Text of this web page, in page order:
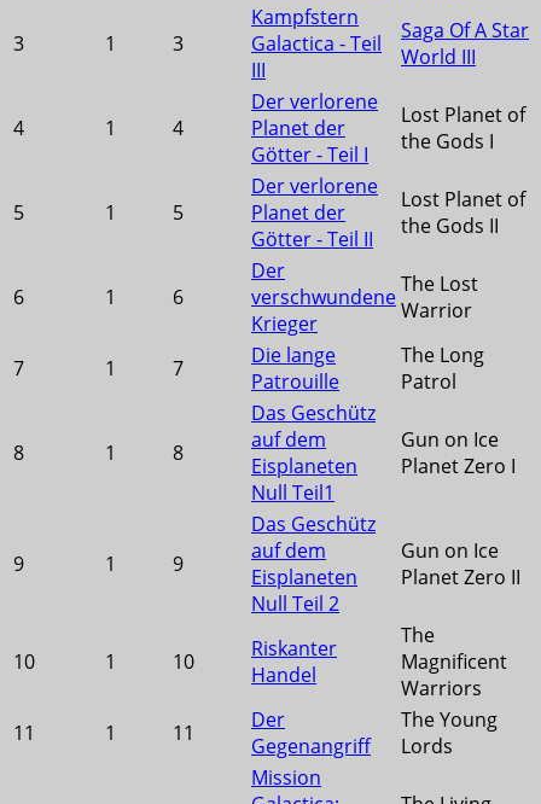
3 1 3
Kampfstern
Galactica - Teil
III
Saga Of A Star
World III
4 1 4
Der verlorene
Planet der
Götter - Teil I
Lost Planet of
the Gods I
5 1 5
Der verlorene
Planet der
Götter - Teil II
Lost Planet of
the Gods II
6 1 6
Der
verschwundene
Krieger
The Lost
Warrior
7 1 7
Die lange
Patrouille
The Long
Patrol
8 1 8
Das Geschütz
auf dem
Eisplaneten
Null Teil1
Gun on Ice
Planet Zero I
9 1 9
Das Geschütz
auf dem
Eisplaneten
Null Teil 2
Gun on Ice
Planet Zero II
10 1 10
Riskanter
Handel
The
Magnificent
Warriors
11
1 11
Der
Gegenangriff
The Young
Lords
Mission